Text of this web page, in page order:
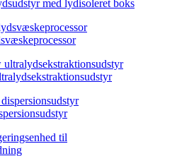
med lydisoleret boks